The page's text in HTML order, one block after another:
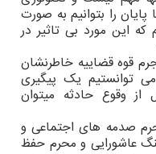
پایان را بتوانیم به صورت
این مورد بی تاثیر در
قوه قضاییه خاطرنشان
توانستیم یک پیگیری
از وقوع حادثه میتوان
صدمه های اجتماعی و
عاشورایی و محرم حفظ